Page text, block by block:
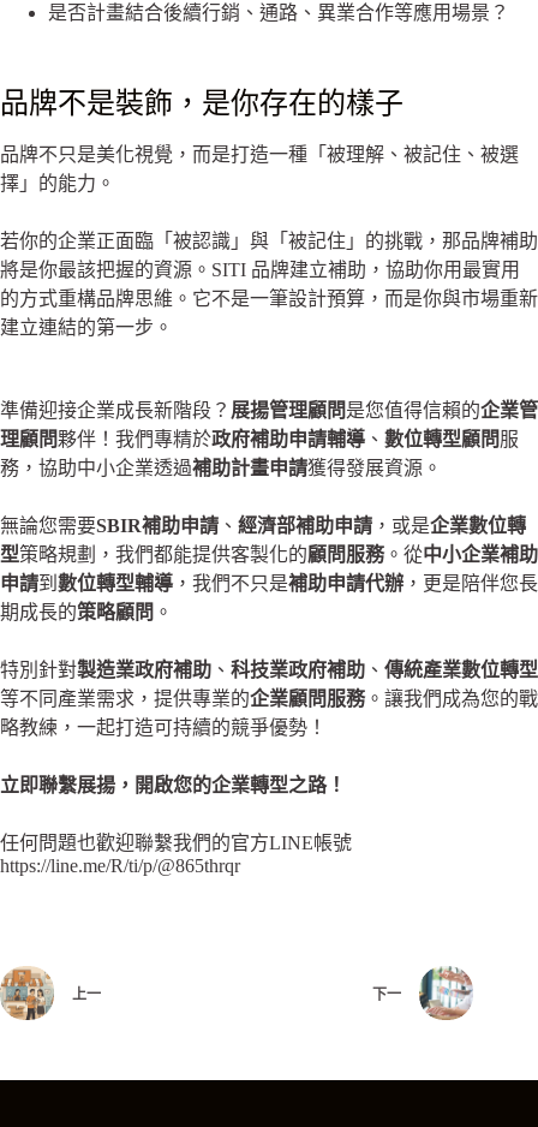
是否計畫結合後續行銷、通路、異業合作等應用場景？
品牌不是裝飾，是你存在的樣子
品牌不只是美化視覺，而是打造一種「被理解、被記住、被選
擇」的能力。
若你的企業正面臨「被認識」與「被記住」的挑戰，那品牌補助
將是你最該把握的資源。SITI 品牌建立補助，協助你用最實用
的方式重構品牌思維。它不是一筆設計預算，而是你與市場重新
建立連結的第一步。
準備迎接企業成長新階段？ 展揚管理顧問是您值得信賴的企業管
理顧問夥伴！我們專精於政府補助申請輔導 、 數位轉型顧問服
務，協助中小企業透過補助計畫申請獲得發展資源。
無論您需要SBIR補助申請 、 經濟部補助申請 ，或是企業數位轉
型策略規劃，我們都能提供客製化的顧問服務。從中小企業補助
申請到 數位轉型輔導 ，我們不只是補助申請代辦 ，更是陪伴您長
期成長的策略顧問 。
特別針對製造業政府補助 、 科技業政府補助 、 傳統產業數位轉型
等不同產業需求，提供專業的企業顧問服務。讓我們成為您的戰
略教練，一起打造可持續的競爭優勢！
立即聯繫展揚，開啟您的企業轉型之路！
任何問題也歡迎聯繫我們的官方LINE帳號
https://line.me/R/ti/p/@865thrqr
上一 下一